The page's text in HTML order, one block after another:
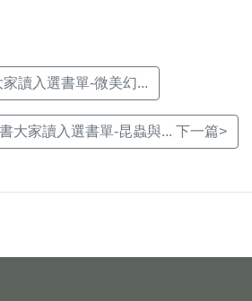
讀入選書單-微美幻...
大家讀入選書單-昆蟲與... 下一篇>